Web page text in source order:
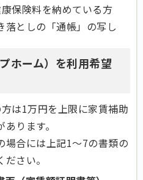
保険料を納めている方
落としの「通帳」の写し
ホーム）を利用希望
は1万円を上限に家賃補助
ります。
場合には上記1～7の書類の
さい。